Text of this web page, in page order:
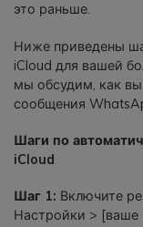
это раньше.
Ниже приведены
iCloud для вашей
мы обсудим, как
сообщения
Шаги по
iCloud
Шаг 1: Включите
Настройки > [ваше